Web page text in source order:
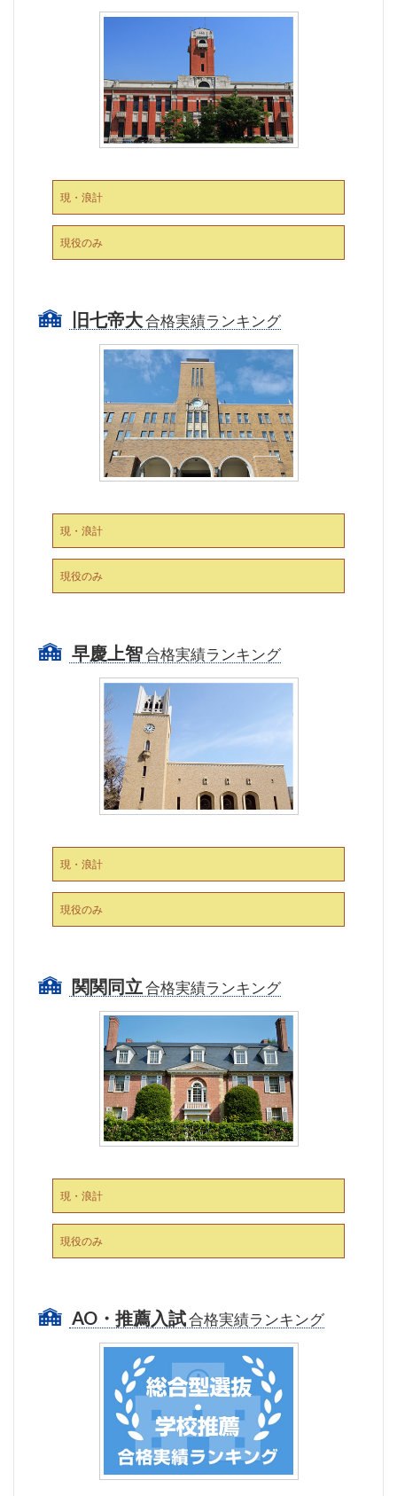
現・浪計
現役のみ
旧七帝大合格実績ランキング
現・浪計
現役のみ
早慶上智合格実績ランキング
現・浪計
現役のみ
関関同立合格実績ランキング
現・浪計
現役のみ
AO・推薦入試合格実績ランキング